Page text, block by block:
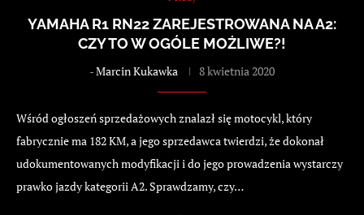
YAMAHA R1 RN22 ZAREJESTROWANA NA A2:
CZY TO W OGÓLE MOŻLIWE?!
-Marcin Kukawka 8 kwietnia 2020
Wśród ogłoszeń sprzedażowych znalazł się motocykl, który
fabrycznie ma 182 KM, a jego sprzedawca twierdzi, że dokonał
udokumentowanych modyfikacji i do jego prowadzenia wystarczy
prawko jazdy kategorii A2. Sprawdzamy, czy…